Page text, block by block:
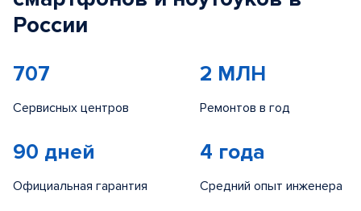
России
707
Сервисных центров
2 МЛН
Ремонтов в год
90 дней
Официальная гарантия
4 года
Средний опыт инженера